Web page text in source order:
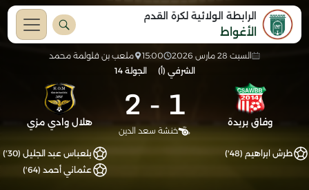
الرابطة الولائية لكرة القدم
الأغواط
السبت 28 مارس 2026 15:00
ملعب بن قلولمة محمد
الشرفي (أ)
الجولة 14
وفاق بريدة 1
-
2
خنشة سعد الدين
هلال وادي مزي
طرش ابراهيم (48')
بلعباس عبد الجليل (30')
عثماني أحمد (64')